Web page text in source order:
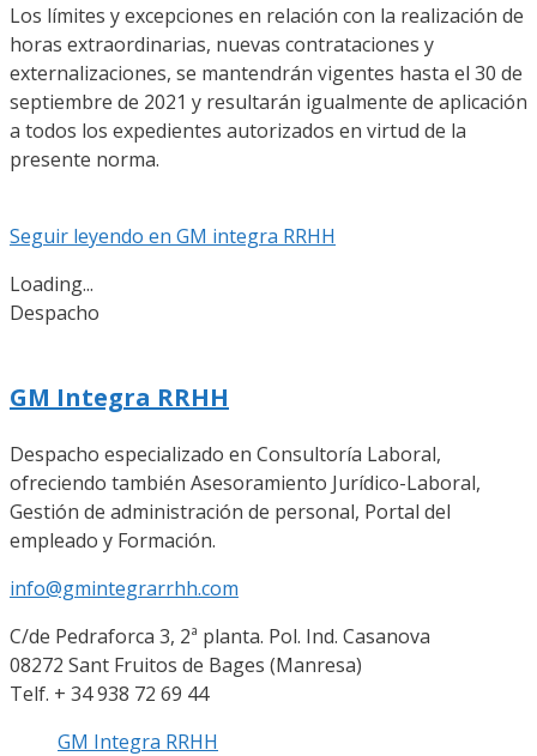
Los límites y excepciones en relación con la realización de
horas extraordinarias, nuevas contrataciones y
externalizaciones, se mantendrán vigentes hasta el 30 de
septiembre de 2021 y resultarán igualmente de aplicación
a todos los expedientes autorizados en virtud de la
presente norma.
Seguir leyendo en GM integra RRHH
Loading...
Despacho
GM Integra RRHH
Despacho especializado en Consultoría Laboral,
ofreciendo también Asesoramiento Jurídico-Laboral,
Gestión de administración de personal, Portal del
empleado y Formación.
info@gmintegrarrhh.com
C/de Pedra­forca 3, 2ª planta. Pol. Ind. Casanova
08272 Sant Fruitos de Bages (Manresa)
Telf. + 34 938 72 69 44
GM Integra RRHH